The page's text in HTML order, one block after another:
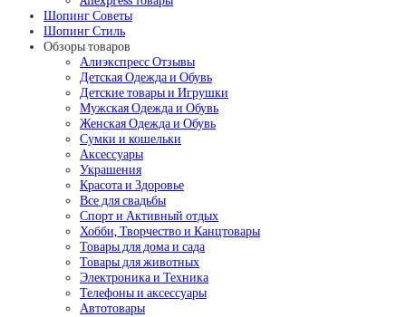
Шопинг Советы
Шопинг Стиль
Обзоры товаров
Алиэкспресс Отзывы
Детская Одежда и Обувь
Детские товары и Игрушки
Мужская Одежда и Обувь
Женская Одежда и Обувь
Сумки и кошельки
Аксессуары
Украшения
Красота и Здоровье
Все для свадьбы
Спорт и Активный отдых
Хобби, Творчество и Канцтовары
Товары для дома и сада
Товары для животных
Электроника и Техника
Телефоны и аксессуары
Автотовары